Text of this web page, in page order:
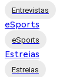
Entrevistas
eSports
eSports
Estreias
Estreias